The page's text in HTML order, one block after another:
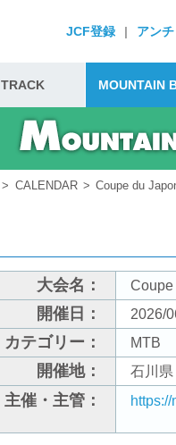
JCF登録 | アン
TRACK MOUNTAIN
CALENDAR Coupe du
大会名： Coupe
開催日： 2026/
カテゴリー： MTB
開催地： 石川
主催・主管：